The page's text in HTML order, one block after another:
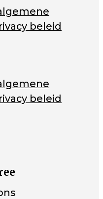
beleid
beleid